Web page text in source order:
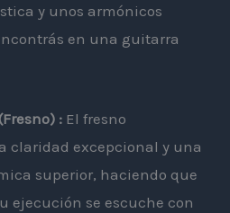
y unos armónicos
en una guitarra
: El fresno
claridad excepcional y una
superior, haciendo que
ejecución se escuche con